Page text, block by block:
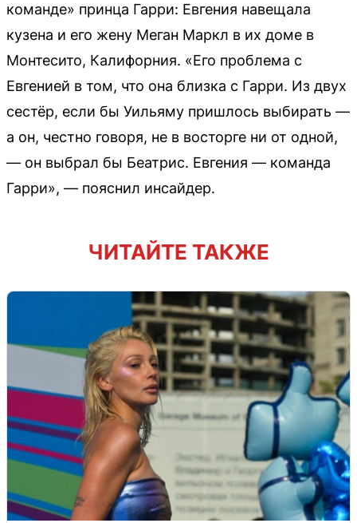
команде» принца Гарри: Евгения навещала
кузена и его жену Меган Маркл в их доме в
Монтесито, Калифорния. «Его проблема с
Евгенией в том, что она близка с Гарри. Из двух
сестёр, если бы Уильяму пришлось выбирать —
а он, честно говоря, не в восторге ни от одной,
— он выбрал бы Беатрис. Евгения — команда
Гарри», — пояснил инсайдер.
ЧИТАЙТЕ ТАКЖЕ